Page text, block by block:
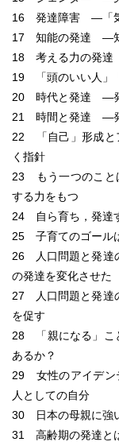
16 発達障害 ―「気
17 知能の発達 ―知
18 考える力の発
19 「頭のいい人」
20 時代と発達 ―発
21 時間と発達 ―発
22 「自己」形成と
く指針
23 もう一つのこと
する力をもつ
24 自ら育ち，発達
25 子育てのゴール
26 人口問題と発達
の発達を変化させた
27 人口問題と発達
を促す
28 「親になる」こ
あるか？
29 女性のアイデン
人としての自分
30 日本の母親に強
31 高齢期の発達と